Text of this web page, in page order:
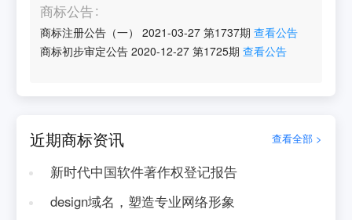
商标公告
商标注册公告（一） 2021-03-27 第1737期 查看公告
商标初步审定公告 2020-12-27 第1725期 查看公告
近期商标资讯 查看全部 >
新时代中国软件著作权登记报告
design域名，塑造专业网络形象